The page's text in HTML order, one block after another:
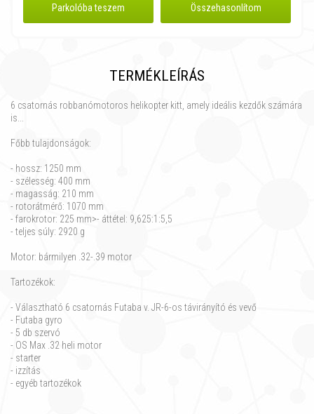
Parkolóba teszem Összehasonlítom
TERMÉKLEÍRÁS
6 csatornás robbanómotoros helikopter kitt, amely ideális kezdők számára
is...
Főbb tulajdonságok:
- hossz: 1250 mm
- szélesség: 400 mm
- magasság: 210 mm
- rotorátmérő: 1070 mm
- farokrotor: 225 mm>- áttétel: 9,625:1:5,5
- teljes súly: 2920 g
Motor: bármilyen .32-.39 motor
Tartozékok:
- Választható 6 csatornás Futaba v. JR-6-os távirányító és vevő
- Futaba gyro
- 5 db szervó
- OS Max .32 heli motor
- starter
- izzítás
- egyéb tartozékok